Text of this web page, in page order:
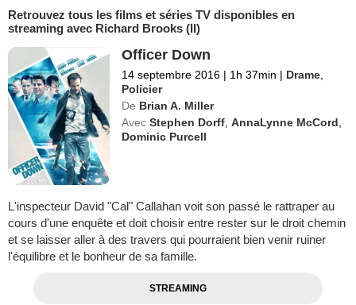
Retrouvez tous les films et séries TV disponibles en
streaming avec Richard Brooks (II)
Officer Down
14 septembre 2016 | 1h 37min | Drame
Policier
De Brian A. Miller
Avec Stephen Dorff ,AnnaLynne McCord
Dominic Purcell
L'inspecteur David "Cal" Callahan voit son passé le rattraper au
cours d'une enquête et doit choisir entre rester sur le droit chemin
et se laisser aller à des travers qui pourraient bien venir ruiner
l'équilibre et le bonheur de sa famille.
STREAMING